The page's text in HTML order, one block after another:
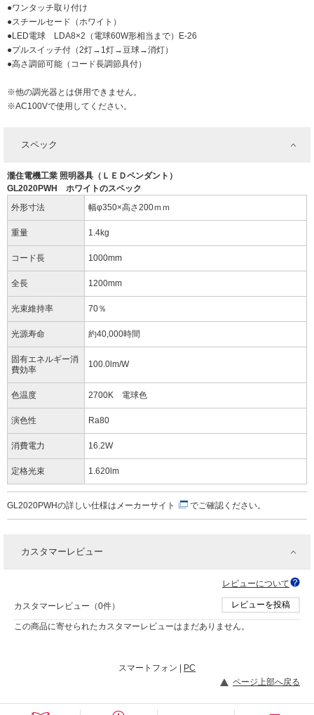
●ワンタッチ取り付け
●スチールセード（ホワイト）
●LED電球 LDA8×2（電球60W形相当まで）E-26
●プルスイッチ付（2灯→1灯→豆球→消灯）
●高さ調節可能（コード長調節具付）
※他の調光器とは併用できません。
※AC100Vで使用してください。
スペック
瀧住電機工業 照明器具（ＬＥＤペンダント）
GL2020PWH ホワイトのスペック
外形寸法
幅φ350×高さ200ｍｍ
重量 1.4kg
コード長 1000mm
全長 1200mm
光束維持率 70％
光源寿命 約40,000時間
固有エネルギー消
費効率
100.0lm/W
色温度 2700K 電球色
演色性 Ra80
消費電力 16.2W
定格光束 1.620lm
GL2020PWHの詳しい仕様は メーカーサイト でご確認ください。
カスタマーレビュー
レビューについて
カスタマーレビュー（0件） レビューを投稿
この商品に寄せられたカスタマーレビューはまだありません。
スマートフォン |
PC
ページ上部へ戻る